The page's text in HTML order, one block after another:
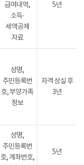
급여내역,
소득·
세액공제
자료
5년
성명,
주민등록번
호, 부양가족
정보
자격 상실 후
3년
성명,
주민등록번
호, 계좌번호,
5년